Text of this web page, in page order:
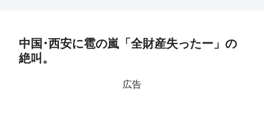
中国･西安に雹の嵐「全財産失ったー」の
絶叫。
広告